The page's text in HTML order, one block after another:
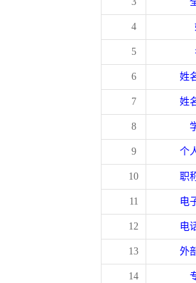
4
5
6 姓
7 姓
8
9 个
10 职
11 电
12 电
13 外
14